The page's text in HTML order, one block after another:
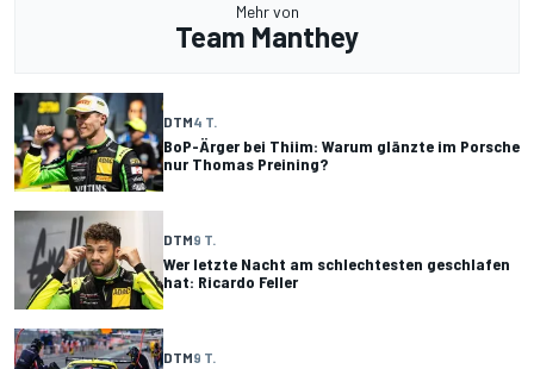
Mehr von
Team Manthey
DTM4 T.
BoP-Ärger bei Thiim: Warum glänzte im Porsche
nur Thomas Preining?
DTM9 T.
Wer letzte Nacht am schlechtesten geschlafen
hat: Ricardo Feller
DTM9 T.